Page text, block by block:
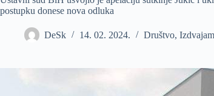
postupku donese nova odluka
DeSk 14. 02. 2024. Društvo,